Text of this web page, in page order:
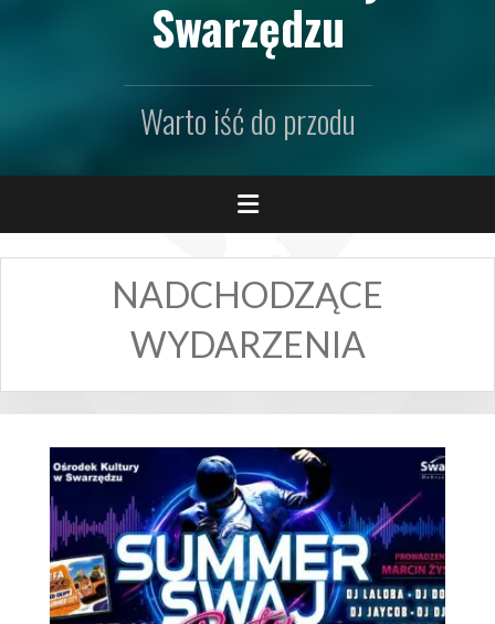
Swarzędzu
Warto iść do przodu
NADCHODZĄCE
WYDARZENIA